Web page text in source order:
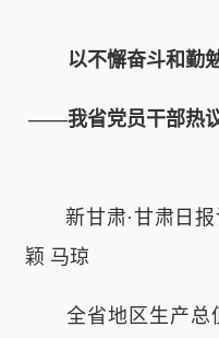
以不懈奋斗和勤
——我省党员干部热
新甘肃·甘肃日报
颖 马琼
全省地区生产总值